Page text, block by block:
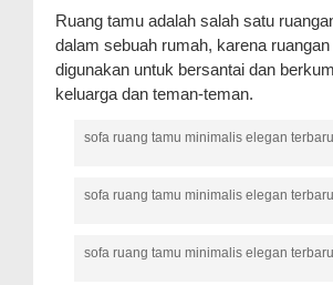
Ruang tamu adalah salah satu
dalam sebuah rumah, karena
digunakan untuk bersantai dan
keluarga dan teman-teman.
sofa ruang tamu minimalis elegan
sofa ruang tamu minimalis elegan
sofa ruang tamu minimalis elegan